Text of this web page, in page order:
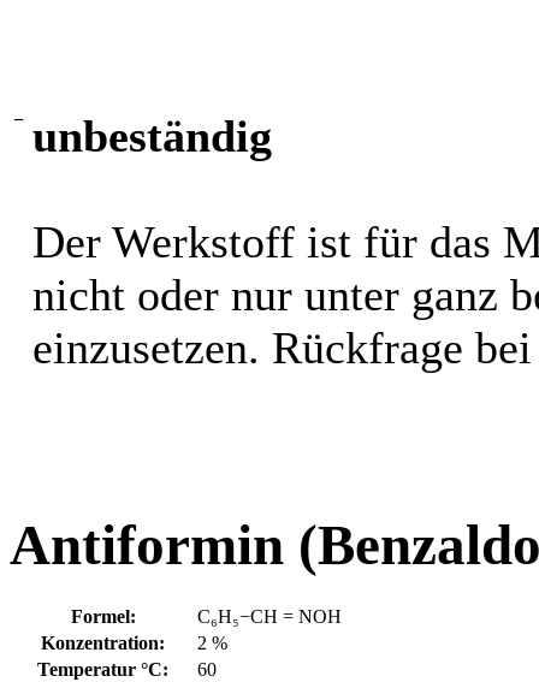
− unbeständig
Der Werkstoff ist für das
nicht oder nur unter ganz
einzusetzen. Rückfrage
Antiformin
Formel:
C₆H₅−CH = NOH
Konzentration:
2 %
Temperatur °C:
60